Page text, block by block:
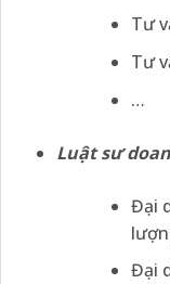
Tư
Tư
…
Luật sư
Đại
Đại